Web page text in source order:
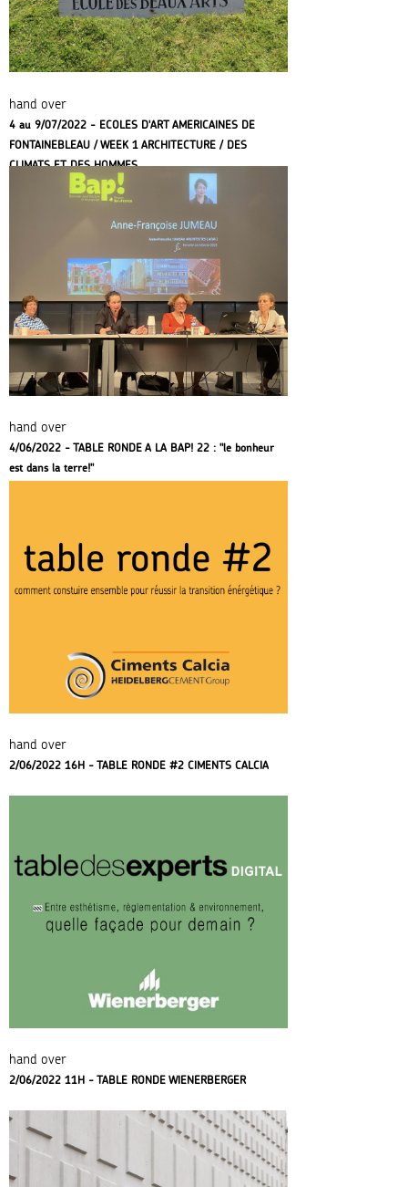
hand over
4 au 9/07/2022 - ECOLES D'ART AMERICAINES DE
FONTAINEBLEAU / WEEK 1 ARCHITECTURE / DES
CLIMATS ET DES HOMMES
hand over
4/06/2022 - TABLE RONDE A LA BAP! 22 : "le bonheur
est dans la terre!"
hand over
2/06/2022 16H - TABLE RONDE #2 CIMENTS CALCIA
hand over
2/06/2022 11H - TABLE RONDE WIENERBERGER